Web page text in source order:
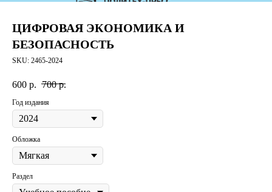
ЦИФРОВАЯ ЭКОНОМИКА И
БЕЗОПАСНОСТЬ
SKU: 2465-2024
600 р. 700 р.
Год издания
Обложка
Раздел